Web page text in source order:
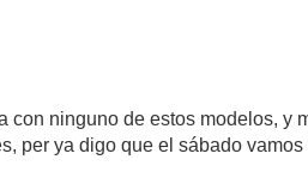
con ninguno de estos modelos, y
per ya digo que el sábado